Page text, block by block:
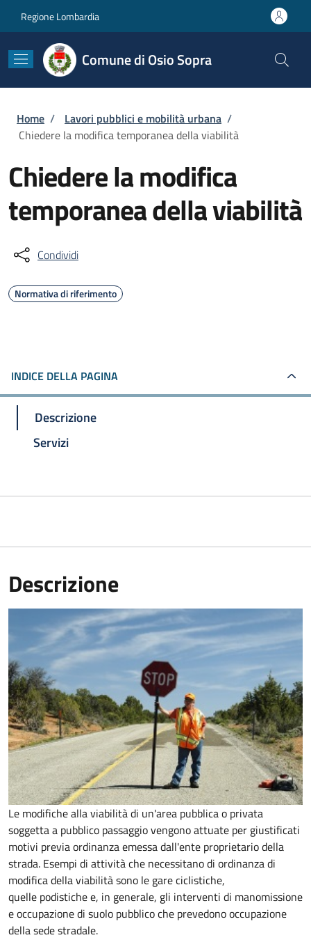
Regione Lombardia
Comune di Osio Sopra
Briciole di pane
Home / Lavori pubblici e mobilità urbana /
Chiedere la modifica temporanea della viabilità
Chiedere la modifica
temporanea della viabilità
Condividi
Normativa di riferimento
INDICE DELLA PAGINA
Descrizione
Servizi
Descrizione
Le modifiche alla viabilità di un'area pubblica o privata
soggetta a pubblico passaggio vengono attuate per giustificati
motivi previa ordinanza emessa dall'ente proprietario della
strada. Esempi di attività che necessitano di ordinanza di
modifica della viabilità sono le gare ciclistiche,
quelle podistiche e, in generale, gli interventi di manomissione
e occupazione di suolo pubblico che prevedono occupazione
della sede stradale.